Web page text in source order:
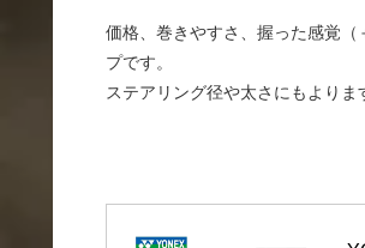
価格、巻きやすさ、握った感覚
プです。
ステアリング径や太さにもより